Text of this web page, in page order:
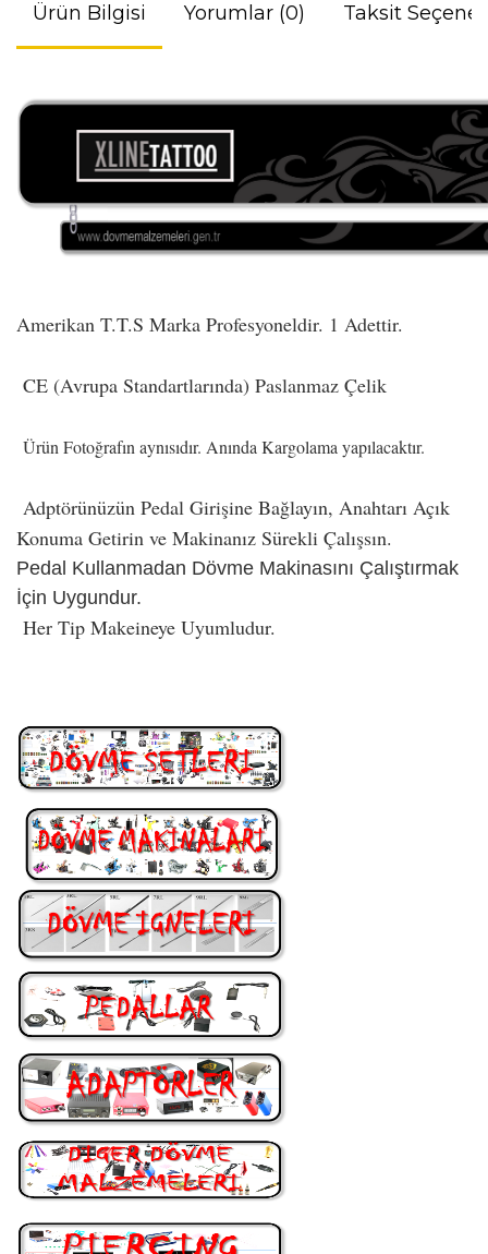
Ürün Bilgisi Yorumlar (0) Taksit
Amerikan T.T.S Marka Profesyoneldir. 1 Adettir.
CE (Avrupa Standartlarında) Paslanmaz Çelik
Ürün Fotoğrafın aynısıdır. Anında Kargolama yapılacaktır.
Adptörünüzün Pedal Girişine Bağlayın, Anahtarı Açık
Konuma Getirin ve Makinanız Sürekli Çalışsın.
Pedal Kullanmadan Dövme Makinasını Çalıştırmak
İçin Uygundur.
Her Tip Makeineye Uyumludur.